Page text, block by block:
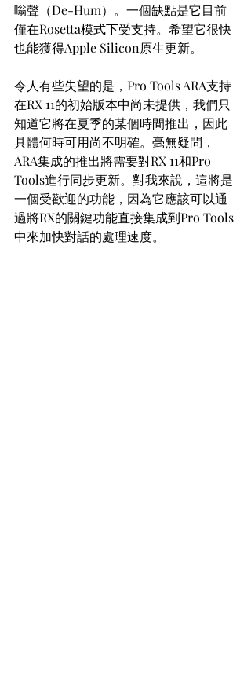
嗡聲（De-Hum）。一個缺點是它目前
僅在Rosetta模式下受支持。希望它很快
也能獲得Apple Silicon原生更新。
令人有些失望的是，Pro Tools ARA支持
在RX 11的初始版本中尚未提供，我們只
知道它將在夏季的某個時間推出，因此
具體何時可用尚不明確。毫無疑問，
ARA集成的推出將需要對RX 11和Pro
Tools進行同步更新。對我來說，這將是
一個受歡迎的功能，因為它應該可以通
過將RX的關鍵功能直接集成到Pro Tools
中來加快對話的處理速度。